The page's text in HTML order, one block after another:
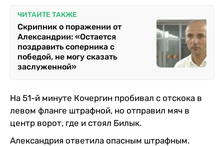
ЧИТАЙТЕ ТАКЖЕ
Скрипник о поражении от
Александрии: «Остается
поздравить соперника с
победой, не могу сказать
заслуженной»
На 51-й минуте Кочергин пробивал с отскока в
левом фланге штрафной, но отправил мяч в
центр ворот, где и стоял Билык.
Александрия ответила опасным штрафным.